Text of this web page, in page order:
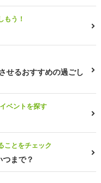
もう！
せるおすすめの過ごし
ベントを探す
ことをチェック
まで？